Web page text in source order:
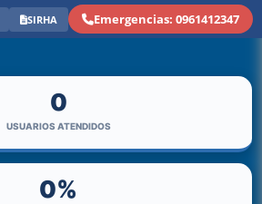
SIRHA
Emergencias: 0961412347
0
USUARIOS ATENDIDOS
0%